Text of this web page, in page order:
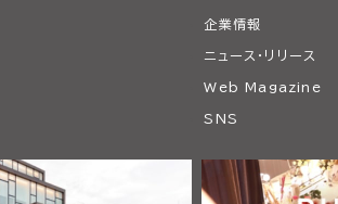
企業情報
ニュース・リリース
Web Magazine
SNS